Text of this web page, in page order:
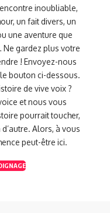
inoubliable,
un fait divers, un
une aventure que
Ne gardez plus votre
! Envoyez-nous
bouton ci-dessous.
de vive voix ?
et nous vous
pourrait toucher,
Alors, à vous
peut-être ici.